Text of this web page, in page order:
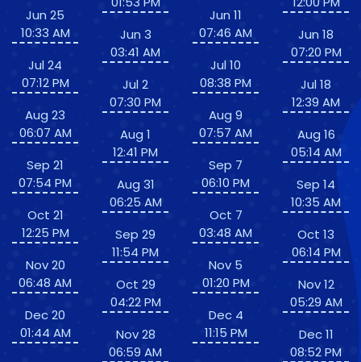
Jun 25
10:33 AM
Jul 24
07:12 PM
Aug 23
06:07 AM
Sep 21
07:54 PM
Oct 21
12:25 PM
Nov 20
06:48 AM
Dec 20
01:44 AM
Jun 3
03:41 AM
Jul 2
07:30 PM
Aug 1
12:41 PM
Aug 31
06:25 AM
Sep 29
11:54 PM
Oct 29
04:22 PM
Nov 28
06:59 AM
Jun 11
07:46 AM
Jul 10
08:38 PM
Aug 9
07:57 AM
Sep 7
06:10 PM
Oct 7
03:48 AM
Nov 5
01:20 PM
Dec 4
11:15 PM
Jun 18
07:20 PM
Jul 18
12:39 AM
Aug 16
05:14 AM
Sep 14
10:35 AM
Oct 13
06:14 PM
Nov 12
05:29 AM
Dec 11
08:52 PM